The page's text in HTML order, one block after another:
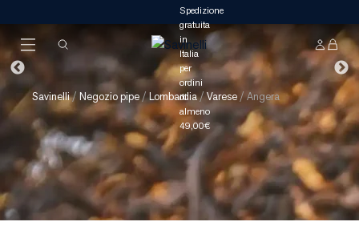
Savinelli/ Negozio pipe/Lombardia/Varese /Angera